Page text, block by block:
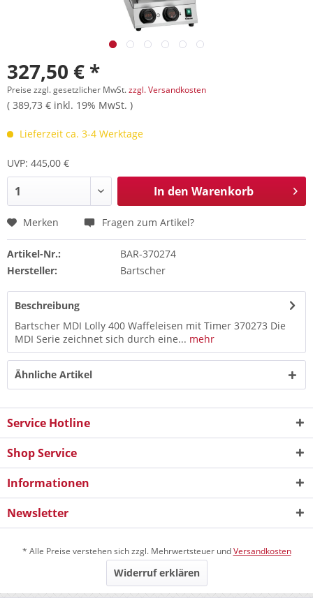
327,50 € *
Preise zzgl. gesetzlicher MwSt.zzgl. Versandkosten
( 389,73 € inkl. 19% MwSt. )
Lieferzeit ca. 3-4 Werktage
UVP: 445,00 €
In den Warenkorb
Merken Fragen zum Artikel?
Artikel-Nr.:
BAR-370274
Hersteller:
Bartscher
Beschreibung
Bartscher MDI Lolly 400 Waffeleisen mit Timer 370273 Die
MDI Serie zeichnet sich durch eine... mehr
Ähnliche Artikel
Service Hotline
Shop Service
Informationen
Newsletter
* Alle Preise verstehen sich zzgl. Mehrwertsteuer undVersandkosten
Widerruf erklären